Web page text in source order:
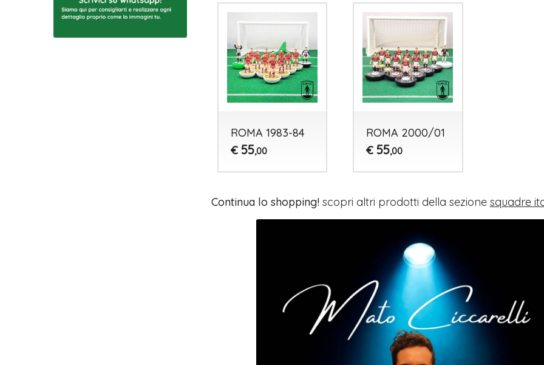
ROMA 1983-84
€ 55,00
ROMA 2000/01
€ 55,00
Continua lo shopping!scopri altri prodotti della sezione squadre